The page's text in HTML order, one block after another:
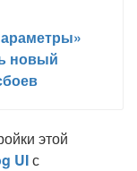
новый
этой
UIс